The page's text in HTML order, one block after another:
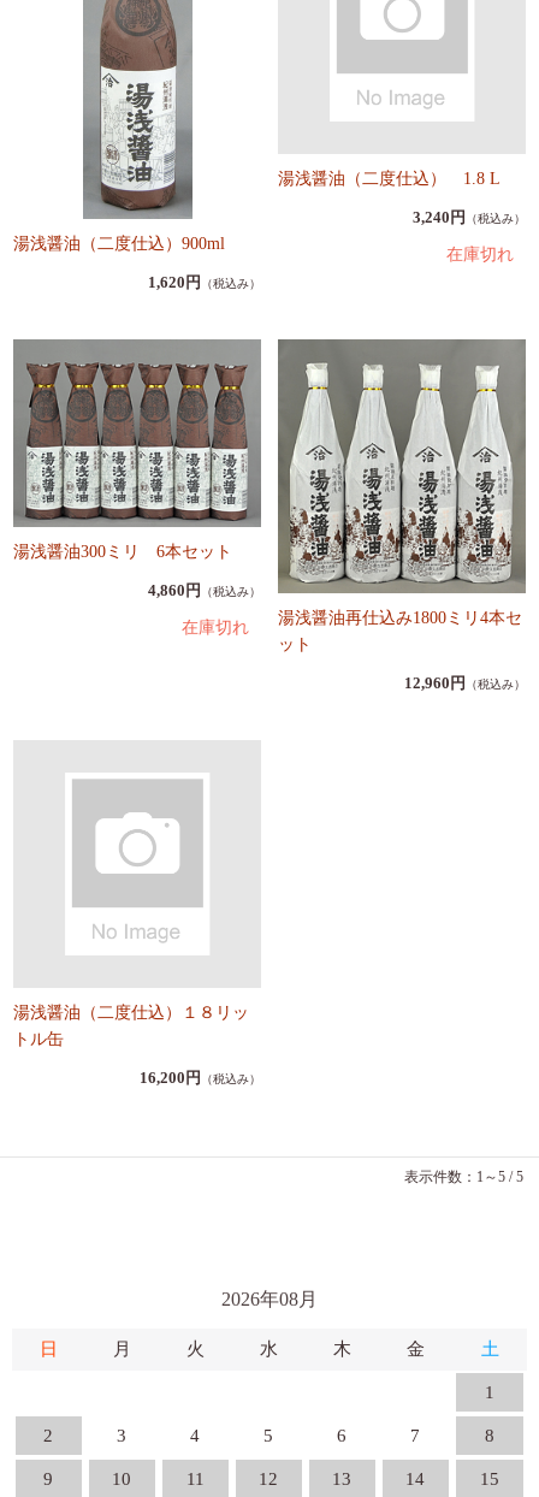
湯浅醤油（二度仕込）900ml
1,620円 （税込み）
湯浅醤油（二度仕込） 1.8 L
3,240円 （税込み）
在庫切れ
湯浅醤油300ミリ 6本セット
4,860円 （税込み）
在庫切れ
湯浅醤油再仕込み1800ミリ4本セ
ット
12,960円 （税込み）
湯浅醤油（二度仕込）１８リッ
トル缶
16,200円 （税込み）
表示件数：1～5 / 5
2026年08月
日 月 火 水 木 金 土
1
2 3 4 5 6 7 8
9 10 11 12 13 14 15